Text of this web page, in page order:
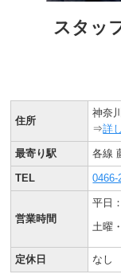
スタッ
住所
神奈
⇒詳
最寄り駅 各線
TEL 0466-
営業時間
平日
土曜
定休日 なし